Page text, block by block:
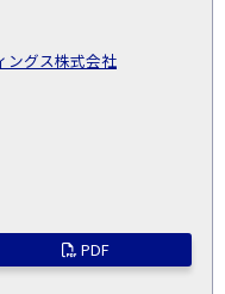
ングス株式会社
PDF